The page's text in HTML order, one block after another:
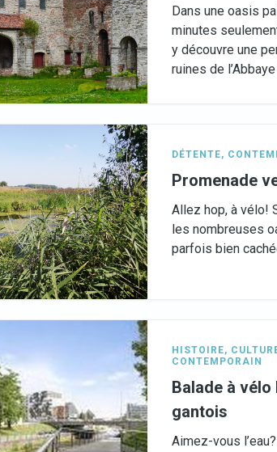
Dans une oasis
minutes
y découvre une
ruines de
DÉTENTE,
Promenade
Allez hop, à vélo!
les nombreuses
parfois bien
HISTOIRE,
CONTEMPORAIN
Balade à vélo
gantois
Aimez-vous